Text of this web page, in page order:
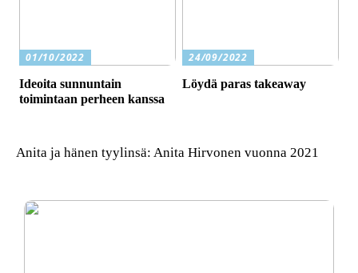
01/10/2022
Ideoita sunnuntain
toimintaan perheen kanssa
24/09/2022
Löydä paras takeaway
Anita ja hänen tyylinsä: Anita Hirvonen vuonna 2021